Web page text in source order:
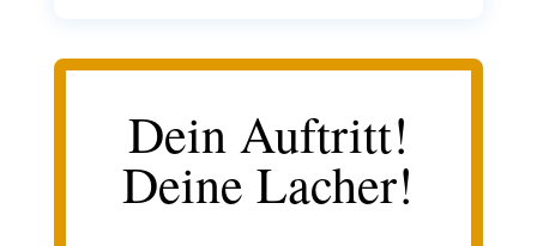
Dein Auftritt!
Deine Lacher!